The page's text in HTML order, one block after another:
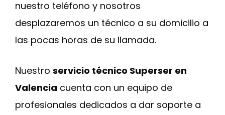
nuestro teléfono y nosotros
desplazaremos un técnico a su domicilio a
las pocas horas de su llamada.
Nuestro servicio técnico Superser en
Valencia cuenta con un equipo de
profesionales dedicados a dar soporte a